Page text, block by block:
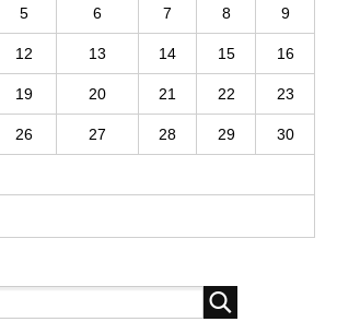
5 6 7 8 9
12 13 14 15 16
19 20 21 22 23
26 27 28 29 30